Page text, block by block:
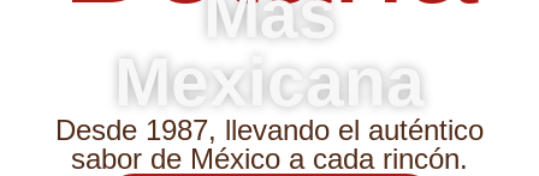
Mexicana
Desde 1987, llevando el auténtico
sabor de México a cada rincón.